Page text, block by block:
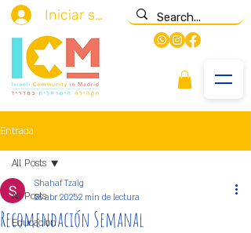
Iniciar sesión
Entrada
All Posts
Educación
All Posts
Recomendación Semanal
Shahaf Tzaig
26 abr 20252 min de lectura